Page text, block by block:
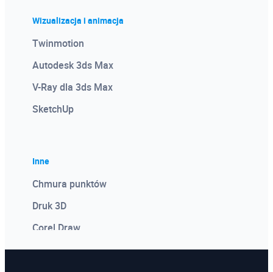
Wizualizacja i animacja
Twinmotion
Autodesk 3ds Max
V-Ray dla 3ds Max
SketchUp
Inne
Chmura punktów
Druk 3D
Corel Draw
Photoshop